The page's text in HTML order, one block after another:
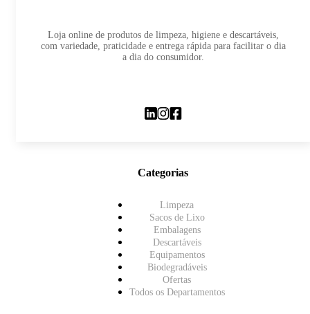
Loja online de produtos de limpeza, higiene e descartáveis,
com variedade, praticidade e entrega rápida para facilitar o dia
a dia do consumidor.
Categorias
Limpeza
Sacos de Lixo
Embalagens
Descartáveis
Equipamentos
Biodegradáveis
Ofertas
Todos os Departamentos